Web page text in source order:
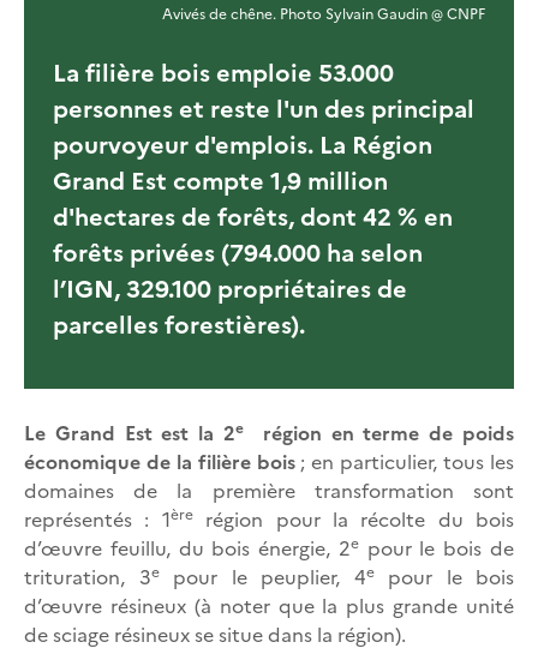
Avivés de chêne. Photo Sylvain Gaudin @ CNPF
La filière bois emploie 53.000
personnes et reste l'un des principal
pourvoyeur d'emplois. La Région
Grand Est compte 1,9 million
d'hectares de forêts, dont 42 % en
forêts privées (794.000 ha selon
l’IGN, 329.100 propriétaires de
parcelles forestières).
Le Grand Est est la 2e
région en terme de poids
économique de la filière bois; en particulier, tous les
domaines de la première transformation sont
représentés : 1èrerégion pour la récolte du bois
d’œuvre feuillu, du bois énergie, 2epour le bois de
trituration, 3epour le peuplier, 4epour le bois
d’œuvre résineux (à noter que la plus grande unité
de sciage résineux se situe dans la région).